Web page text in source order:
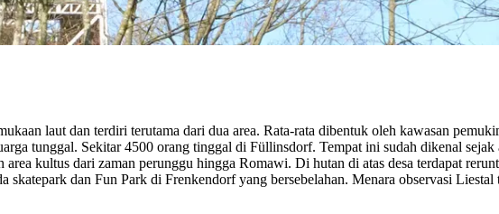
laut dan terdiri terutama dari dua area. Rata-rata dibentuk oleh kawasan
tunggal. Sekitar 4500 orang tinggal di Füllinsdorf. Tempat ini sudah dikenal
kultus dari zaman perunggu hingga Romawi. Di hutan di atas desa terdapat
dan Fun Park di Frenkendorf yang bersebelahan. Menara observasi Liestal